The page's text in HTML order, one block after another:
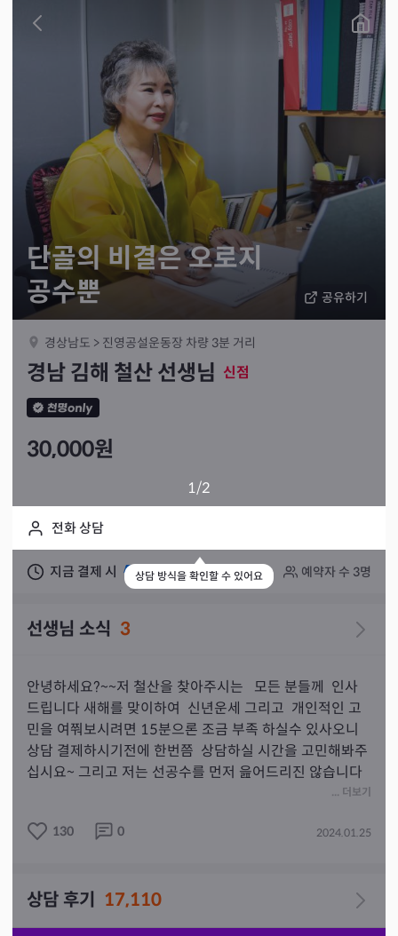
공유하기
단골의 비결은 오로지
공수뿐
경상남도 > 진영공설운동장 차량 3분 거리
경남 김해 철산 선생님 신점
30,000원
1/2
전화 상담
상담 방식을 확인할 수 있어요
지금 결제 시 실시간 상담 가능 예약자 수 3명
선생님 소식 3
안녕하세요?~~저 철산을 찾아주시는   모든 분들께  인사
드립니다 새해를 맞이하여  신년운세 그리고  개인적인 고
민을 여쭤보시려면 15분으론 조금 부족 하실수 있사오니
상담 결제하시기전에 한번쯤  상담하실 시간을 고민해봐주
십시요~ 그리고 저는 선공수를 먼저 읊어드리진 않습니다
육효점 을 기반으로 하여 할아버님 할머님의 동전점  ~~ 함
리고  상담 마무리 후  궁금하신점을 다시  채팅창으로 여쭤
... 더보기
130 0 2024.01.25
상담 후기 17,110